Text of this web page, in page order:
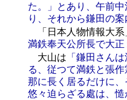
た。」とあり、午前
り、それから鎌田の
「日本人物情報大系
満鉄奉天公所長で大
大山は 「鎌田さん
る、従つて満鉄と張
那に長く居るだけに
悠々迫らざる處は、